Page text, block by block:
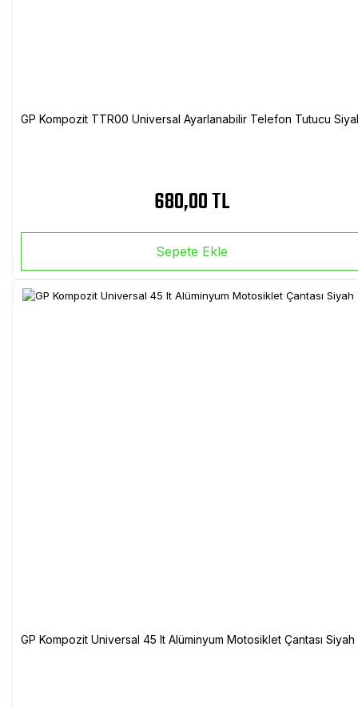
GP Kompozit TTR00 Universal Ayarlanabilir Telefon Tutucu
680,00 TL
Sepete Ekle
GP Kompozit Universal 45 lt Alüminyum Motosiklet Çantası Siyah